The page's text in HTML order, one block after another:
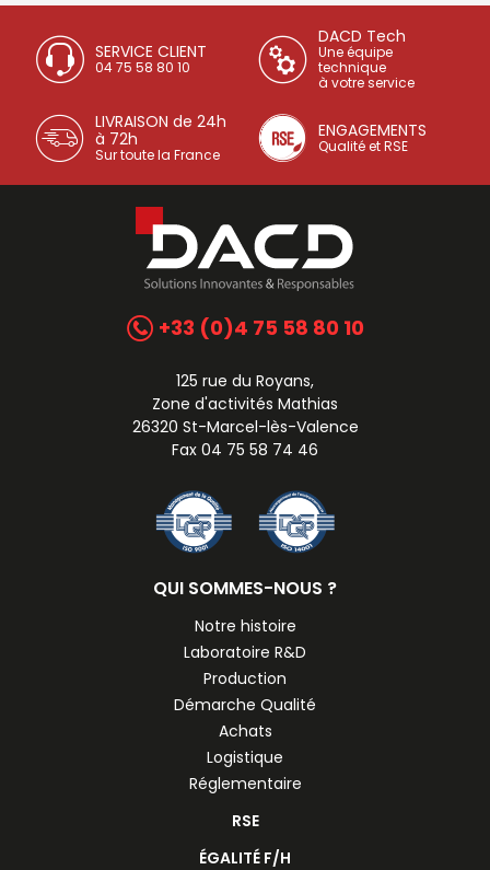
SERVICE CLIENT
04 75 58 80 10
DACD Tech
Une équipe
technique
à votre service
LIVRAISON de 24h
à 72h
Sur toute la France
ENGAGEMENTS
Qualité et RSE
+33 (0)4 75 58 80 10
125 rue du Royans,
Zone d'activités Mathias
26320 St-Marcel-lès-Valence
Fax 04 75 58 74 46
QUI SOMMES-NOUS ?
Notre histoire
Laboratoire R&D
Production
Démarche Qualité
Achats
Logistique
Réglementaire
RSE
ÉGALITÉ F/H